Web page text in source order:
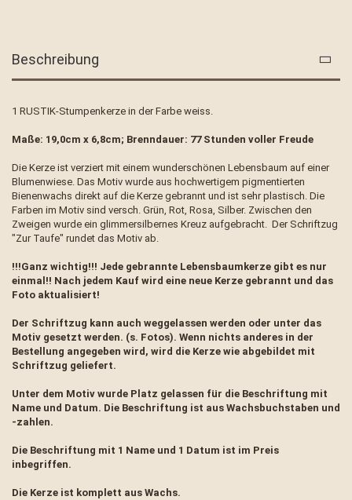
Beschreibung
1 RUSTIK-Stumpenkerze in der Farbe weiss.
Maße: 19,0cm x 6,8cm; Brenndauer: 77 Stunden voller Freude
Die Kerze ist verziert mit einem wunderschönen Lebensbaum auf einer
Blumenwiese. Das Motiv wurde aus hochwertigem pigmentierten
Bienenwachs direkt auf die Kerze gebrannt und ist sehr plastisch. Die
Farben im Motiv sind versch. Grün, Rot, Rosa, Silber. Zwischen den
Zweigen wurde ein glimmersilbernes Kreuz aufgebracht. Der Schriftzug
"Zur Taufe" rundet das Motiv ab.
!!!Ganz wichtig!!! Jede gebrannte Lebensbaumkerze gibt es nur
einmal!! Nach jedem Kauf wird eine neue Kerze gebrannt und das
Foto aktualisiert!
Der Schriftzug kann auch weggelassen werden oder unter das
Motiv gesetzt werden. (s. Fotos). Wenn nichts anderes in der
Bestellung angegeben wird, wird die Kerze wie abgebildet mit
Schriftzug geliefert.
Unter dem Motiv wurde Platz gelassen für die Beschriftung mit
Name und Datum. Die Beschriftung ist aus Wachsbuchstaben und
-zahlen.
Die Beschriftung mit 1 Name und 1 Datum ist im Preis
inbegriffen.
Die Kerze ist komplett aus Wachs.